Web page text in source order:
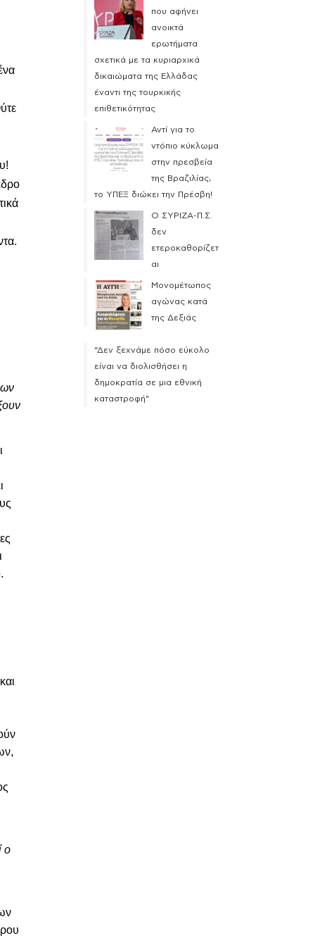
ο
που αφήνει
ανοικτά
ερωτήματα
σχετικά με τα κυριαρχικά
δικαιώματα της Ελλάδας
έναντι της τουρκικής
επιθετικότητας
Αντί για το
ντόπιο κύκλωμα
στην πρεσβεία
της Βραζιλίας,
το ΥΠΕΞ διώκει την Πρέσβη!
Ο ΣΥΡΙΖΑ-Π.Σ.
δεν
ετεροκαθορίζετ
αι
Μονομέτωπος
αγώνας κατά
της Δεξιάς
“Δεν ξεχνάμε πόσο εύκολο
είναι να διολισθήσει η
δημοκρατία σε μια εθνική
καταστροφή”